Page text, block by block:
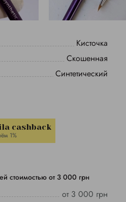
Кисточка
Скошенная
Синтетический
cashback
1%
стоимостью от 3 000 грн
от 3 000 грн